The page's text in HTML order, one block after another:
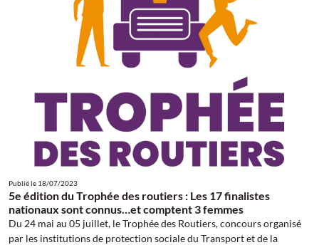
5e édition du Trophée des routiers : Les 17 finalistes
nationaux sont connus…et comptent 3 femmes
Publié le 18/07/2023
Du 24 mai au 05 juillet, le Trophée des Routiers, concours organisé
par les institutions de protection sociale du Transport et de la